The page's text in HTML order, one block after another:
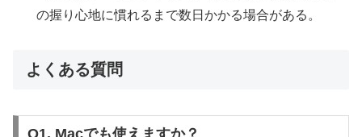
の握り心地に慣れるまで数日かかる場合がある。
よくある質問
Q1. Macでも使えますか？